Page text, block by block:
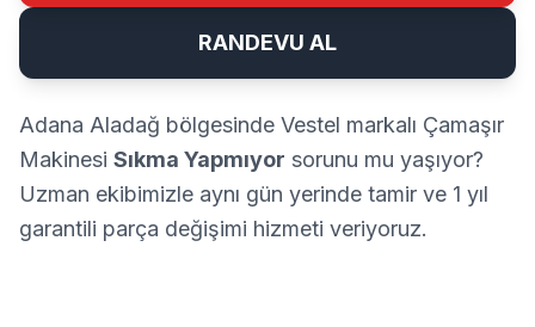
RANDEVU AL
Adana Aladağ bölgesinde Vestel markalı Çamaşır
Makinesi Sıkma Yapmıyor sorunu mu yaşıyor?
Uzman ekibimizle aynı gün yerinde tamir ve 1 yıl
garantili parça değişimi hizmeti veriyoruz.